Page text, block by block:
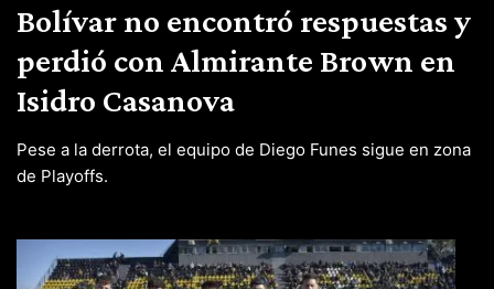
Bolívar no encontró respuestas y
perdió con Almirante Brown en
Isidro Casanova
Pese a la derrota, el equipo de Diego Funes sigue en zona
de Playoffs.